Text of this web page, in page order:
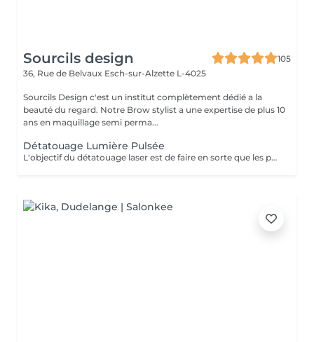
Sourcils design
105
36, Rue de Belvaux Esch-sur-Alzette L-4025
Sourcils Design c'est un institut complètement dédié a la
beauté du regard. Notre Brow stylist a une expertise de plus 10
ans en maquillage semi perma...
Détatouage Lumière Pulsée
L'objectif du détatouage laser est de faire en sorte que les particules d'encre soient digérables par l'organisme. Ainsi le faisceau d'énergie du laser vise le pigment et permet de le faire éclater. Il va ensuite être éliminé par les globules blancs. La quantité de séances dépendra du type d'encre, de la peau et de la technique utilisée par le professionnel qui a réalisé votre tatouage des sourcils. seulement un mois apres la première séance la praticienne pourra déterminer le numéro de séances nécessaires, dans. certaines cas une seule séance suffit comme dans certains outres nous pouvons besoin de trois ou plus. Les poils peuvent temporairement devenir blancs "en raison de l'élimination des pigments" explique l'experte. Cette décoloration est courante et temporaire (en quelques jours seulement, les sourcils retrouvent leur couleur d'origine).